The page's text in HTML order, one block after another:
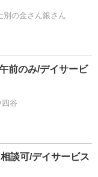
別の金さん銀さん
前のみ/デイサービ
谷
談可/デイサービス